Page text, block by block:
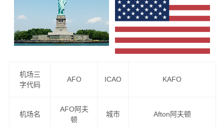
机场三
字代码
AFO ICAO KAFO
机场名
AFO阿夫
顿
城市 Afton阿夫顿